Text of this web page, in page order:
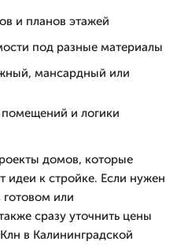
и планов этажей
под разные материалы
мансардный или
и логики
домов, которые
идеи к стройке. Если нужен
или
сразу уточнить цены
в Калининградской